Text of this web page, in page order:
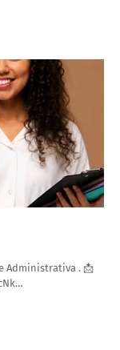
Administrativa . 📩